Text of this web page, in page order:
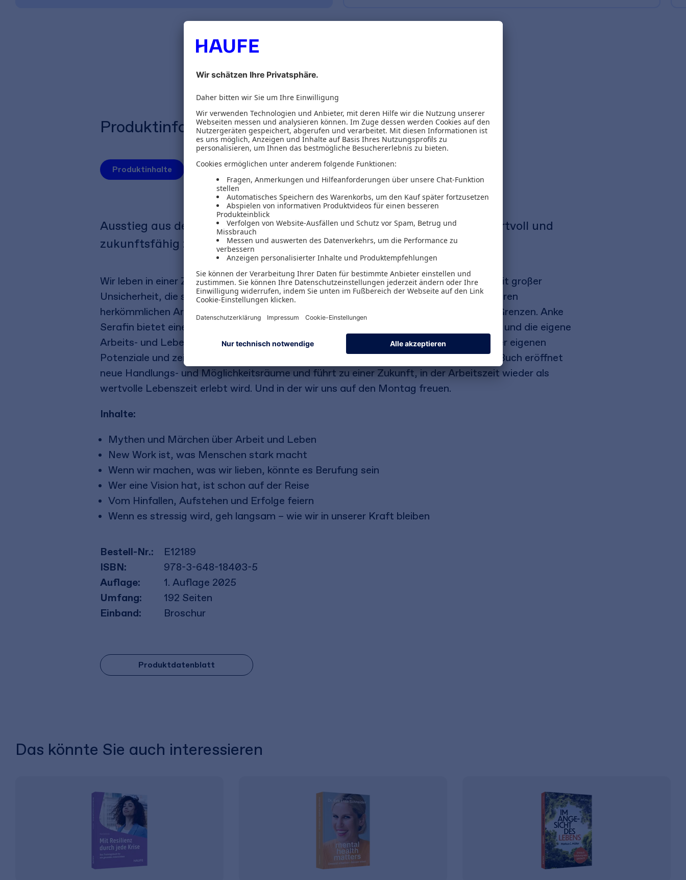
Produktinformationen
Produktinhalte Autoren Inhaltsverzeichnis
Ausstieg aus dem Hamsterrad. Impulse und Lösungen, um New Work wertvoll und
zukunftsfähig zu gestalten und dein volles Potenzial zu nutzen
Wir leben in einer Zeit, in der schon morgen nichts mehr so sein wird wie heute. Eine Zeit großer
Unsicherheit, die so schnelllebig und komplex ist wie nie zuvor. Hier stoßen wir mit unseren
herkömmlichen Arbeitsweisen und Kommunikationsstrukturen zunehmend an unsere Grenzen. Anke
Serafin bietet einen Werkzeugkasten, um aktiv aus überholten Mustern auszubrechen und die eigene
Arbeits- und Lebenswelt neu zu gestalten. Sie ermutigt zur bewussten Entwicklung der eigenen
Potenziale und zeigt, wie diese sinnvoll und zielführend eingesetzt werden können. Ihr Buch eröffnet
neue Handlungs- und Möglichkeitsräume und führt zu einer Zukunft, in der Arbeitszeit wieder als
wertvolle Lebenszeit erlebt wird. Und in der wir uns auf den Montag freuen.
Inhalte:
Mythen und Märchen über Arbeit und Leben
New Work ist, was Menschen stark macht
Wenn wir machen, was wir lieben, könnte es Berufung sein
Wer eine Vision hat, ist schon auf der Reise
Vom Hinfallen, Aufstehen und Erfolge feiern
Wenn es stressig wird, geh langsam – wie wir in unserer Kraft bleiben
Bestell-Nr.:
E12189
ISBN:
978-3-648-18403-5
Auflage:
1. Auflage 2025
Umfang:
192 Seiten
Einband:
Broschur
Produktdatenblatt
Das könnte Sie auch interessieren